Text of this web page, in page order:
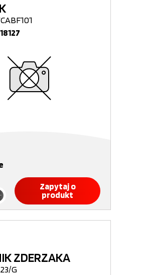
Zapytaj o
produkt
ZDERZAKA
G